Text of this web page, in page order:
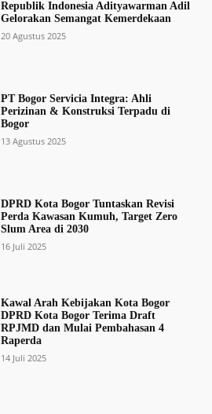
Republik Indonesia Adityawarman Adil
Gelorakan Semangat Kemerdekaan
20 Agustus 2025
PT Bogor Servicia Integra: Ahli
Perizinan & Konstruksi Terpadu di
Bogor
13 Agustus 2025
DPRD Kota Bogor Tuntaskan Revisi
Perda Kawasan Kumuh, Target Zero
Slum Area di 2030
16 Juli 2025
Kawal Arah Kebijakan Kota Bogor
DPRD Kota Bogor Terima Draft
RPJMD dan Mulai Pembahasan 4
Raperda
14 Juli 2025